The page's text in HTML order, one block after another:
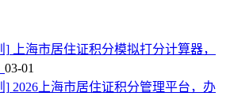
] 上海市居住证积分模拟打分计算器，
03-01
] 2026上海市居住证积分管理平台，办